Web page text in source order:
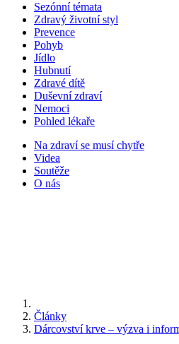
Sezónní témata
Zdravý životní styl
Prevence
Pohyb
Jídlo
Hubnutí
Zdravé dítě
Duševní zdraví
Nemoci
Pohled lékaře
Na zdraví se musí chytře
Videa
Soutěže
O nás
Články
Dárcovství krve – výzva i